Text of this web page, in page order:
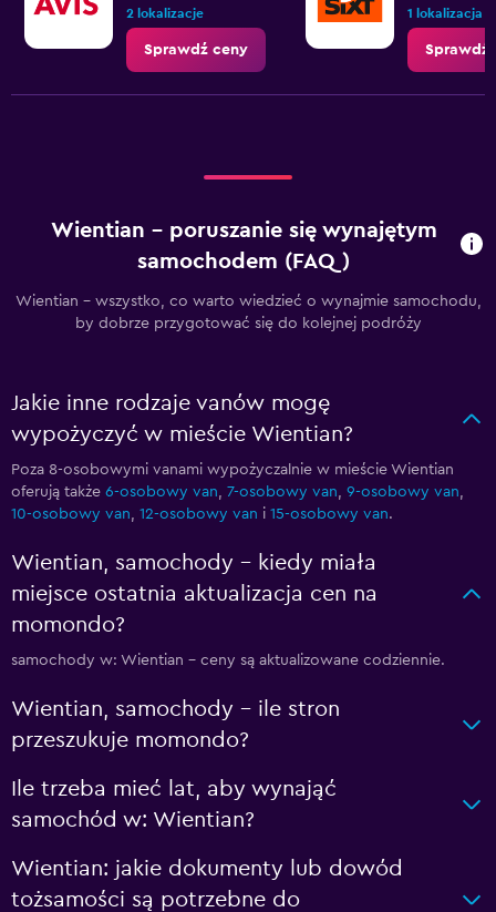
2 lokalizacje
Sprawdź ceny
1 lokalizacja
Sprawdź
Wientian – poruszanie się wynajętym
samochodem (FAQ)
Wientian - wszystko, co warto wiedzieć o wynajmie samochodu,
by dobrze przygotować się do kolejnej podróży
Jakie inne rodzaje vanów mogę
wypożyczyć w mieście Wientian?
Poza 8-osobowymi vanami wypożyczalnie w mieście Wientian
oferują także 6-osobowy van, 7-osobowy van, 9-osobowy van,
10-osobowy van, 12-osobowy van i 15-osobowy van.
Wientian, samochody – kiedy miała
miejsce ostatnia aktualizacja cen na
momondo?
samochody w: Wientian – ceny są aktualizowane codziennie.
Wientian, samochody – ile stron
przeszukuje momondo?
Ile trzeba mieć lat, aby wynająć
samochód w: Wientian?
Wientian: jakie dokumenty lub dowód
tożsamości są potrzebne do